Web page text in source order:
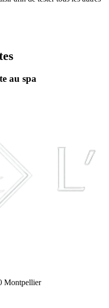
au spa
Montpellier